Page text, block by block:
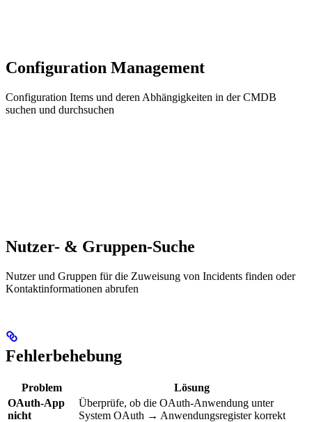
Configuration Management
Configuration Items und deren Abhängigkeiten in der CMDB
suchen und durchsuchen
Nutzer- & Gruppen-Suche
Nutzer und Gruppen für die Zuweisung von Incidents finden oder
Kontaktinformationen abrufen
Fehlerbehebung
Problem
Lösung
OAuth-App
nicht
Überprüfe, ob die OAuth-Anwendung unter
System OAuth → Anwendungsregister korrekt